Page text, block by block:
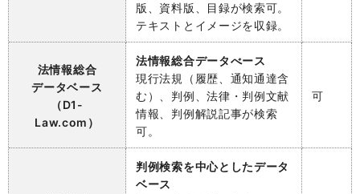
版、資料版、目録が検索可。
テキストとイメージを収録。
法情報総合
データベース
（D1-
Law.com）
法情報総合データべース
現行法規（履歴、通知通達含
む）、判例、法律・判例文献
情報、判例解説記事が検索
可。
可
判例検索を中心としたデータ
ベース